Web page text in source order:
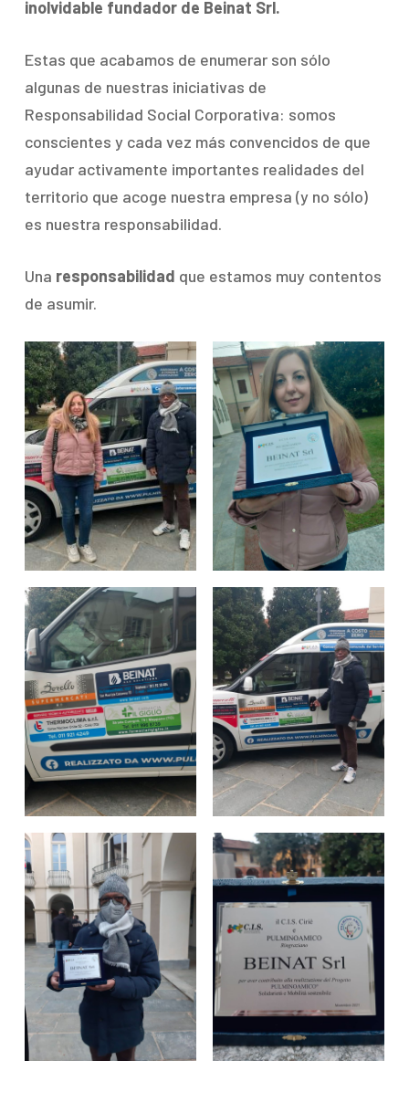
inolvidable fundador de Beinat Srl.
Estas que acabamos de enumerar son sólo
algunas de nuestras iniciativas de
Responsabilidad Social Corporativa: somos
conscientes y cada vez más convencidos de que
ayudar activamente importantes realidades del
territorio que acoge nuestra empresa (y no sólo)
es nuestra responsabilidad.
Una responsabilidad que estamos muy contentos
de asumir.